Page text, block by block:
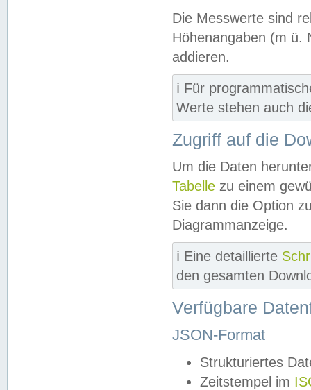
Die Messwerte sind
Höhenangaben (m ü.
addieren.
ℹ️ Für
Werte stehen auch
Zugriff auf die
Um die Daten
Tabelle zu einem
Sie dann die Option
Diagrammanzeige.
ℹ️ Eine detaillierte
den gesamten
Verfügbare
JSON-Format
Strukturiertes
Zeitstempel im